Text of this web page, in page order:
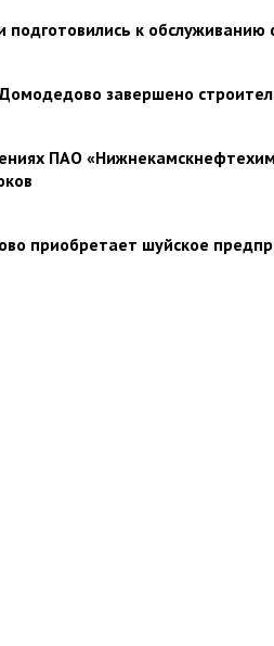
подготовились к
завершено
ПАО
приобретает шуйское